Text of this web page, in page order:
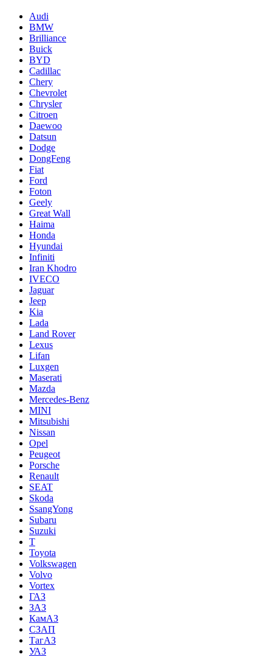
Audi
BMW
Brilliance
Buick
BYD
Cadillac
Chery
Chevrolet
Chrysler
Citroen
Daewoo
Datsun
Dodge
DongFeng
Fiat
Ford
Foton
Geely
Great Wall
Haima
Honda
Hyundai
Infiniti
Iran Khodro
IVECO
Jaguar
Jeep
Kia
Lada
Land Rover
Lexus
Lifan
Luxgen
Maserati
Mazda
Mercedes-Benz
MINI
Mitsubishi
Nissan
Opel
Peugeot
Porsche
Renault
SEAT
Skoda
SsangYong
Subaru
Suzuki
T
Toyota
Volkswagen
Volvo
Vortex
ГАЗ
ЗАЗ
КамАЗ
СЗАП
ТагАЗ
УАЗ